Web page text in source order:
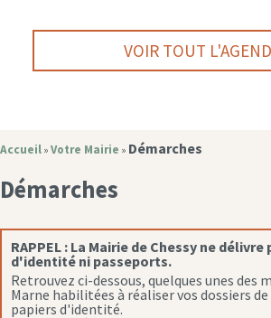
VOIR TOUT
Accueil » Votre Mairie » Démarches
Démarches
RAPPEL : La Mairie de Chessy ne délivre
d'identité ni passeports.
Retrouvez ci-dessous, quelques unes des
Marne habilitées à réaliser vos dossiers de
papiers d'identité.